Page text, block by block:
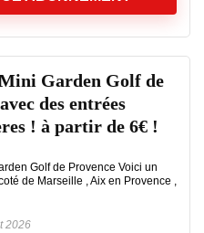
Garden Golf de
des entrées
! à partir de 6€ !
Golf de Provence Voici un
de Marseille , Aix en Provence ,
2026